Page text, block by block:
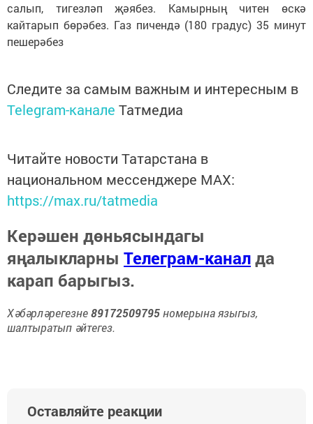
салып, тигезләп җәябез. Камырның читен өскә
кайтарып бөрәбез. Газ пичендә (180 градус) 35 минут
пешерәбез
Следите за самым важным и интересным в
Telegram-канале Татмедиа
Читайте новости Татарстана в
национальном мессенджере MАХ:
https://max.ru/tatmedia
Керәшен дөньясындагы
яңалыкларны Телеграм-каналда
карап барыгыз.
Хәбәрләрегезне89172509795номерына языгыз,
шалтыратып әйтегез.
Оставляйте реакции